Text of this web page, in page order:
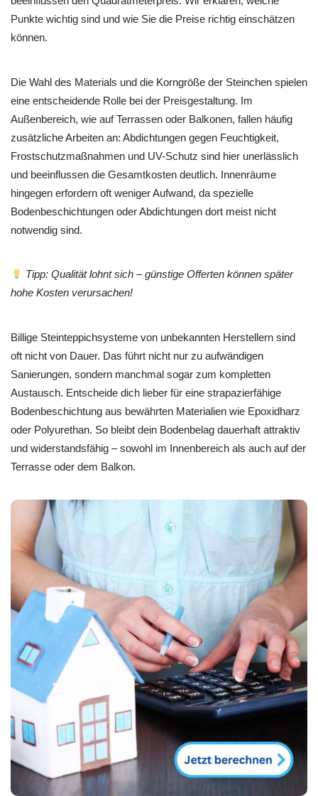
Punkte wichtig sind und wie Sie die Preise richtig einschätzen
können.
Die Wahl des Materials und die Korngröße der Steinchen spielen
eine entscheidende Rolle bei der Preisgestaltung. Im
Außenbereich, wie auf Terrassen oder Balkonen, fallen häufig
zusätzliche Arbeiten an: Abdichtungen gegen Feuchtigkeit,
Frostschutzmaßnahmen und UV-Schutz sind hier unerlässlich
und beeinflussen die Gesamtkosten deutlich. Innenräume
hingegen erfordern oft weniger Aufwand, da spezielle
Bodenbeschichtungen oder Abdichtungen dort meist nicht
notwendig sind.
Tipp: Qualität lohnt sich – günstige Offerten können später
hohe Kosten verursachen!
Billige Steinteppichsysteme von unbekannten Herstellern sind
oft nicht von Dauer. Das führt nicht nur zu aufwändigen
Sanierungen, sondern manchmal sogar zum kompletten
Austausch. Entscheide dich lieber für eine strapazierfähige
Bodenbeschichtung aus bewährten Materialien wie Epoxidharz
oder Polyurethan. So bleibt dein Bodenbelag dauerhaft attraktiv
und widerstandsfähig – sowohl im Innenbereich als auch auf der
Terrasse oder dem Balkon.